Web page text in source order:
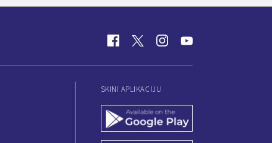
SKINI APLIKACIJU